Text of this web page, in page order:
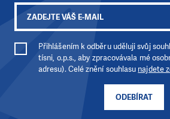
ODEBÍRAT
Přihlášením k odběru uděluji svůj
tísni, o.p.s., aby zpracovávala mé
adresu). Celé znění souhlasu najdete